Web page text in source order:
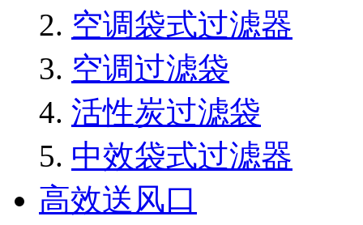
空调袋式过滤器
空调过滤袋
活性炭过滤袋
中效袋式过滤器
高效送风口